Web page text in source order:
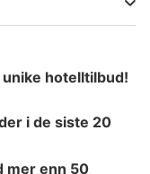
hotelltilbud!
i de siste 20
mer enn 50